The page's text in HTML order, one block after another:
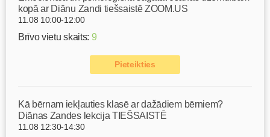
kopā ar Diānu Zandi tiešsaistē ZOOM.US
11.08 10:00-12:00
Brīvo vietu skaits: 9
Pieteikties
Kā bērnam iekļauties klasē ar dažādiem bērniem?
Diānas Zandes lekcija TIEŠSAISTĒ
11.08 12:30-14:30